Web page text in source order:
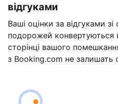
відгуками
Ваші оцінки за відгуками зі
подорожей конвертуються
сторінці вашого
з Booking.com не залишать